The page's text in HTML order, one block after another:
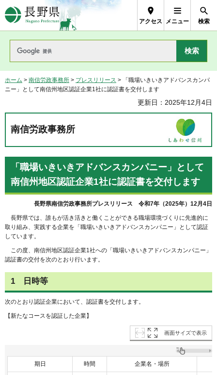
長野県Nagano Prefecture
アクセス メニュー 検索
ホーム > 南信労政事務所 > プレスリリース > 「職場いきいきアドバンスカンパ
ニー」として南信州地区認証企業1社に認証書を交付します
更新日：2025年12月4日
南信労政事務所
「職場いきいきアドバンスカンパニー」として
南信州地区認証企業1社に認証書を交付します
長野県南信労政事務所プレスリリース 令和7年（2025年）12月4日
長野県では、誰もが活き活きと働くことができる職場環境づくりに先進的に
取り組み、実践する企業を「職場いきいきアドバンスカンパニー」として認証
しています。
この度、南信州地区認証企業1社への「職場いきいきアドバンスカンパニー」
認証書の交付を次のとおり行います。
1 日時等
次のとおり認証企業において、認証書を交付します。
【新たなコースを認証した企業】
画面サイズで表示
期日 時間 企業名・場所